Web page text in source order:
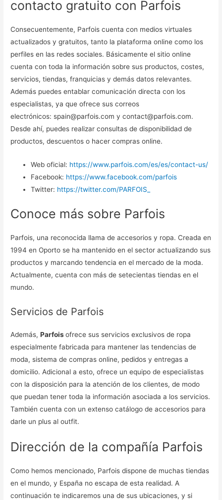
contacto gratuito con Parfois
Consecuentemente, Parfois cuenta con medios virtuales
actualizados y gratuitos, tanto la plataforma online como los
perfiles en las redes sociales. Básicamente el sitio online
cuenta con toda la información sobre sus productos, costes,
servicios, tiendas, franquicias y demás datos relevantes.
Además puedes entablar comunicación directa con los
especialistas, ya que ofrece sus correos
electrónicos: spain@parfois.com y contact@parfois.com.
Desde ahí, puedes realizar consultas de disponibilidad de
productos, descuentos o hacer compras online.
Web oficial: https://www.parfois.com/es/es/contact-us/
Facebook: https://www.facebook.com/parfois
Twitter: https://twitter.com/PARFOIS_
Conoce más sobre Parfois
Parfois, una reconocida llama de accesorios y ropa. Creada en
1994 en Oporto se ha mantenido en el sector actualizando sus
productos y marcando tendencia en el mercado de la moda.
Actualmente, cuenta con más de setecientas tiendas en el
mundo.
Servicios de Parfois
Además,Parfoisofrece sus servicios exclusivos de ropa
especialmente fabricada para mantener las tendencias de
moda, sistema de compras online, pedidos y entregas a
domicilio. Adicional a esto, ofrece un equipo de especialistas
con la disposición para la atención de los clientes, de modo
que puedan tener toda la información asociada a los servicios.
También cuenta con un extenso catálogo de accesorios para
darle un plus al outfit.
Dirección de la compañía Parfois
Como hemos mencionado, Parfois dispone de muchas tiendas
en el mundo, y España no escapa de esta realidad. A
continuación te indicaremos una de sus ubicaciones, y si